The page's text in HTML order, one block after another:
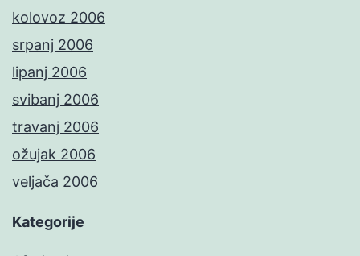
kolovoz 2006
srpanj 2006
lipanj 2006
svibanj 2006
travanj 2006
ožujak 2006
veljača 2006
Kategorije